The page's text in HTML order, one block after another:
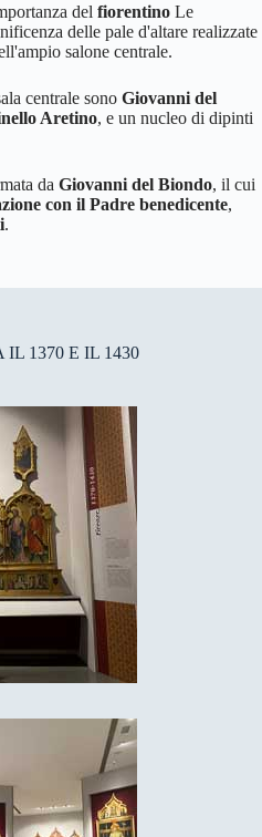
del fiorentino Le
delle pale d'altare realizzate
salone centrale.
centrale sono Giovanni del
Aretino, e un nucleo di dipinti
da Giovanni del Biondo, il cui
con il Padre benedicente,
.
IL 1370 E IL 1430